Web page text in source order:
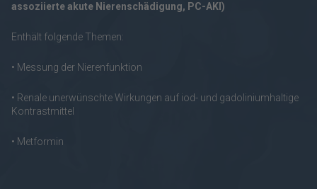
assoziierte akute Nierenschädigung, PC-AKI)
Enthält folgende Themen:
• Messung der Nierenfunktion
• Renale unerwünschte Wirkungen auf iod- und gadoliniumhaltige
Kontrastmittel
• Metformin